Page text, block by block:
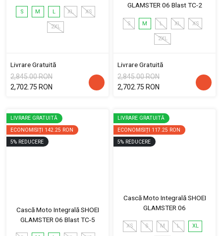
S M L XL XS
2XL
Livrare Gratuită
2,845.00 RON
2,702.75 RON
GLAMSTER 06 Blast TC-2
S M L XL XS
2XL
Livrare Gratuită
2,845.00 RON
2,702.75 RON
LIVRARE GRATUITĂ
ECONOMISIȚI 142.25 RON
5% REDUCERE
Cască Moto Integrală SHOEI
GLAMSTER 06 Blast TC-5
LIVRARE GRATUITĂ
ECONOMISIȚI 117.25 RON
5% REDUCERE
Cască Moto Integrală SHOEI
GLAMSTER 06
XS S M L XL